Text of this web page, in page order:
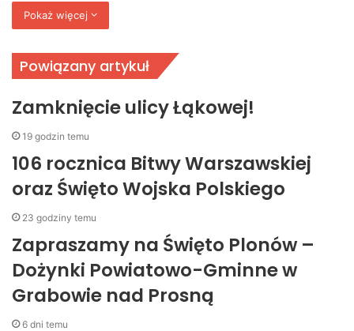
Pokaż więcej
Powiązany artykuł
Zamknięcie ulicy Łąkowej!
19 godzin temu
106 rocznica Bitwy Warszawskiej
oraz Święto Wojska Polskiego
23 godziny temu
Zapraszamy na Święto Plonów –
Dożynki Powiatowo-Gminne w
Grabowie nad Prosną
6 dni temu